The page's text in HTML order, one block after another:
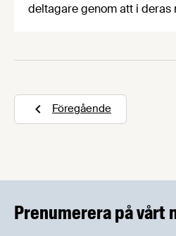
deltagare genom att i deras
och hur du och ditt företag
Föregående
Prenumerera på vårt